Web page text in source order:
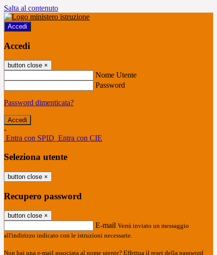
Salta al contenuto
Accedi
Accedi
button close ×
Nome Utente
Password
Password dimenticata?
-
Entra con SPID Entra con CIE
Seleziona utente
button close ×
Recupero password
button close ×
E-mail Verrà inviato un messaggio
all'indirizzo indicato con le istruzioni necessarie.
Non hai una e-mail associata al nome utente? Effettua il reset della password